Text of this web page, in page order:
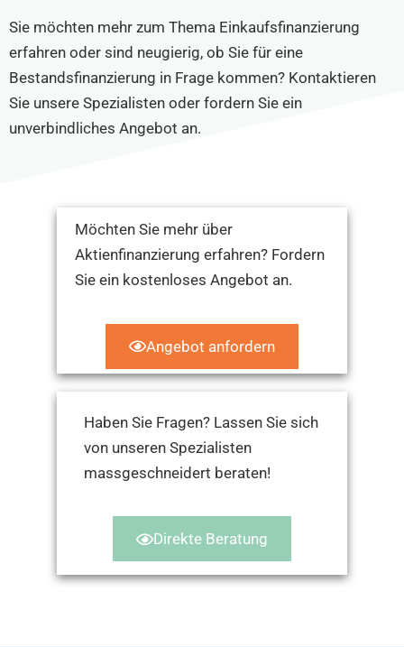
Sie möchten mehr zum Thema Einkaufsfinanzierung
erfahren oder sind neugierig, ob Sie für eine
Bestandsfinanzierung in Frage kommen? Kontaktieren
Sie unsere Spezialisten oder fordern Sie ein
unverbindliches Angebot an.
Möchten Sie mehr über
Aktienfinanzierung erfahren? Fordern
Sie ein kostenloses Angebot an.
Angebot anfordern
Haben Sie Fragen? Lassen Sie sich
von unseren Spezialisten
massgeschneidert beraten!
Direkte Beratung